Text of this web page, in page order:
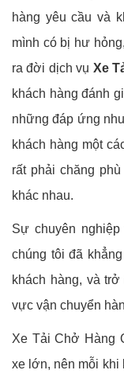
hàng yêu cầu và
mình có bị hư
ra đời dịch vụ Xe
khách hàng đánh
những đáp ứng
khách hàng một
rất phải chăng
khác nhau.
Sự chuyên
chúng tôi đã
khách hàng, và
vực vận chuyển
Xe Tải Chở Hàng
xe lớn, nên mỗi khi